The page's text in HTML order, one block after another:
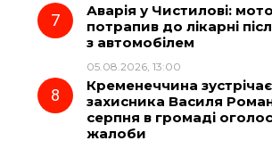
Аварія у Чистилові:
потрапив до лікарні
з автомобілем
05.08.2026, 13:00
Кременеччина
захисника Василя
серпня в громаді
жалоби